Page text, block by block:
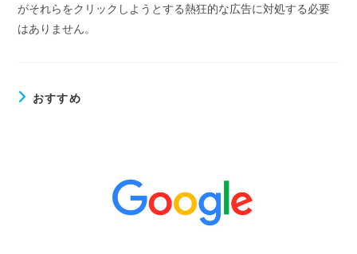
がそれらをクリックしようとする熱狂的な広告に対処する必要
はありません。
おすすめ